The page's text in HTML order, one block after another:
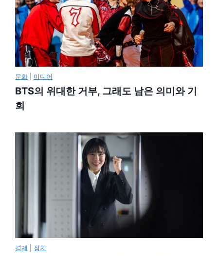
문화 미디어
BTS의 위대한 거부, 그래도 남은 의미와 기
회
경제 정치